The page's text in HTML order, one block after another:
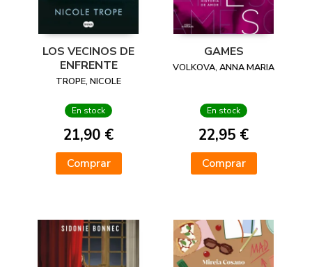
LOS VECINOS DE
ENFRENTE
TROPE, NICOLE
En stock
21,90 €
Comprar
GAMES
VOLKOVA, ANNA MARIA
En stock
22,95 €
Comprar